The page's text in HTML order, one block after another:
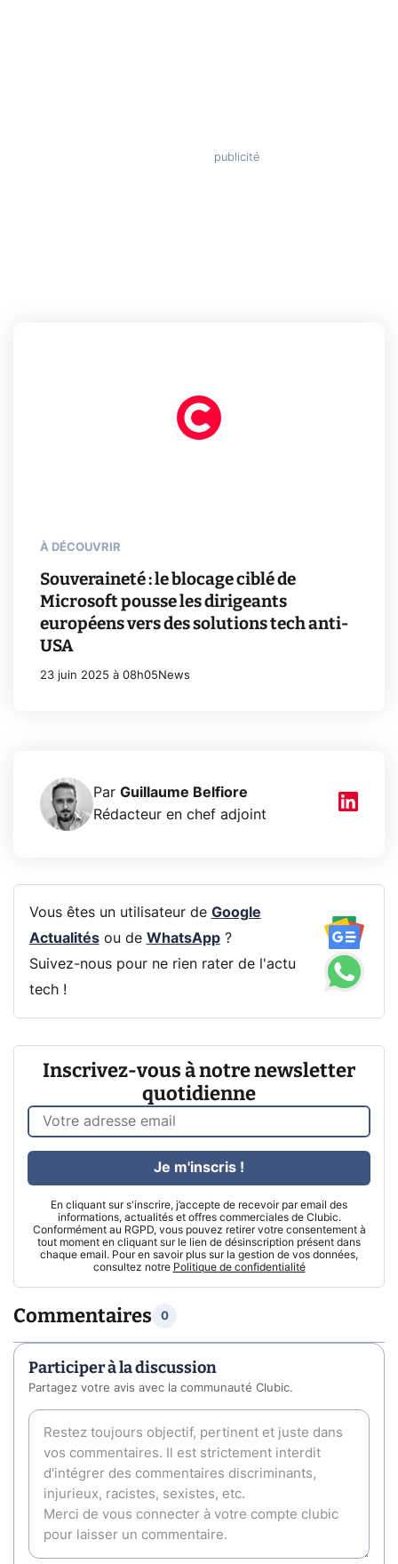
À DÉCOUVRIR
Souveraineté : le blocage ciblé de
Microsoft pousse les dirigeants
européens vers des solutions tech anti-
USA
23 juin 2025 à 08h05 News
Par Guillaume Belfiore
Rédacteur en chef adjoint
Vous êtes un utilisateur de Google
Actualitésou de WhatsApp?
Suivez-nous pour ne rien rater de l'actu
tech !
Inscrivez-vous à notre newsletter
quotidienne
En cliquant sur s'inscrire, j’accepte de recevoir par email des
informations, actualités et offres commerciales de Clubic.
Conformément au RGPD, vous pouvez retirer votre consentement à
tout moment en cliquant sur le lien de désinscription présent dans
chaque email. Pour en savoir plus sur la gestion de vos données,
consultez notre Politique de confidentialité
Je m'inscris !
Commentaires 0
Participer à la discussion
Partagez votre avis avec la communauté Clubic.